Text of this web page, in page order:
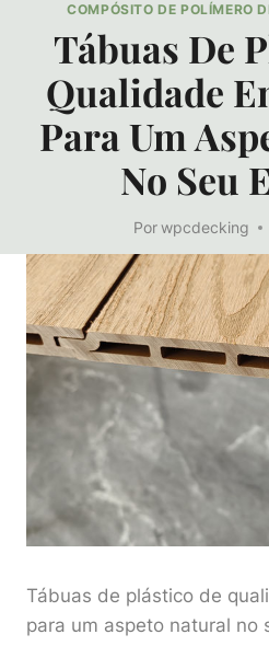
COMPÓSITO DE POLÍMERO
Tábuas De
Qualidade
Para Um
No Seu
Porwpcdecking
Tábuas de plástico de
para um aspeto natural no